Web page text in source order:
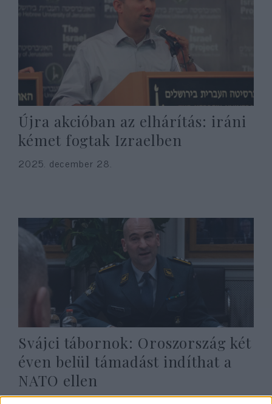
Újra akcióban az elhárítás: iráni
kémet fogtak Izraelben
2025. december 28.
Svájci tábornok: Oroszország két
éven belül támadást indíthat a
NATO ellen